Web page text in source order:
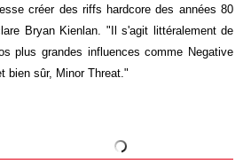
créer des riffs hardcore des années 80
Bryan Kienlan. "Il s'agit littéralement de
plus grandes influences comme Negative
bien sûr, Minor Threat."